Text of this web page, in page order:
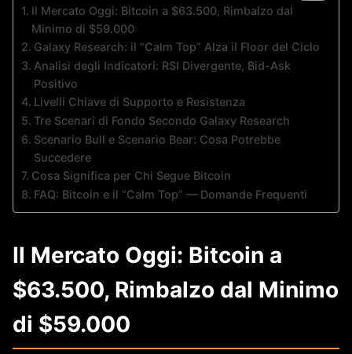
Il Mercato Oggi: Bitcoin a $63.500, Rimbalzo dal
Minimo di $59.000
Galaxy Research: il “Calm Top” Alza il Floor del Ciclo
Analisi degli Indicatori: RSI Divergente, Bid-Ask
Positivo
Livelli Chiave di Supporto e Resistenza
Tre Scenari di Fondo Secondo Galaxy Research
Scenario Bull e Scenario Bear: Cosa Potrebbe
Succedere
Cosa Significa per Chi Segue Bitcoin
FAQ: Bitcoin e il “Calm Top” — Domande Frequenti
Il Mercato Oggi: Bitcoin a
$63.500, Rimbalzo dal Minimo
di $59.000